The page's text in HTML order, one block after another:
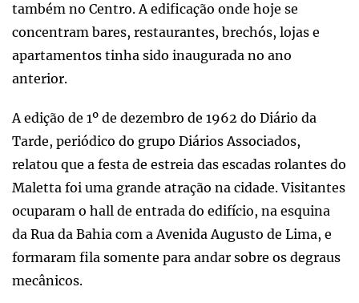
também no Centro. A edificação onde hoje se
concentram bares, restaurantes, brechós, lojas e
apartamentos tinha sido inaugurada no ano
anterior.
A edição de 1º de dezembro de 1962 do Diário da
Tarde, periódico do grupo Diários Associados,
relatou que a festa de estreia das escadas rolantes do
Maletta foi uma grande atração na cidade. Visitantes
ocuparam o hall de entrada do edifício, na esquina
da Rua da Bahia com a Avenida Augusto de Lima, e
formaram fila somente para andar sobre os degraus
mecânicos.